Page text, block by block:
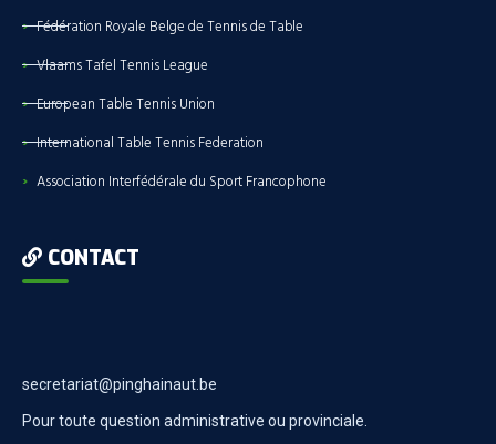
Fédération Royale Belge de Tennis de Table
Vlaams Tafel Tennis League
European Table Tennis Union
International Table Tennis Federation
Association Interfédérale du Sport Francophone
CONTACT
secretariat@pinghainaut.be
Pour toute question administrative ou provinciale.